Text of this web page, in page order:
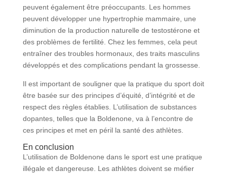
peuvent également être préoccupants. Les hommes
peuvent développer une hypertrophie mammaire, une
diminution de la production naturelle de testostérone et
des problèmes de fertilité. Chez les femmes, cela peut
entraîner des troubles hormonaux, des traits masculins
développés et des complications pendant la grossesse.
Il est important de souligner que la pratique du sport doit
être basée sur des principes d’équité, d’intégrité et de
respect des règles établies. L’utilisation de substances
dopantes, telles que la Boldenone, va à l’encontre de
ces principes et met en péril la santé des athlètes.
En conclusion
L’utilisation de Boldenone dans le sport est une pratique
illégale et dangereuse. Les athlètes doivent se méfier